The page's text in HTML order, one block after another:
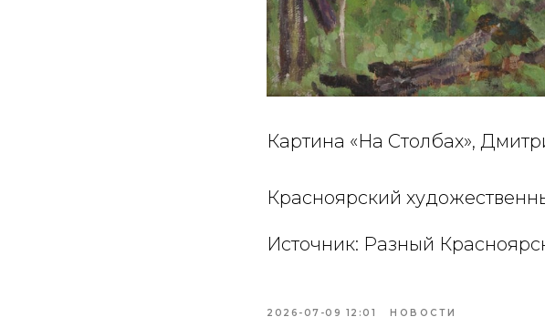
Картина «На Столбах»,
Красноярский
Источник: Разный
2026-07-09 12:01 НОВОСТИ